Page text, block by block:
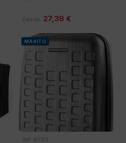
Desde 27,39 €
MAKITO
Ref: M7123